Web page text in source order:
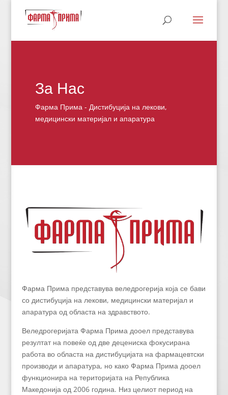
За Нас
Фарма Прима - Дистибуција на лекови,
медицински материјал и апаратура
Фарма Прима представува веледрогерија која се бави
со дистибуција на лекови, медицински материјал и
апаратура од областа на здравството.
Веледрогеријата Фарма Прима дооел представува
резултат на повеќе од две децениска фокусирана
работа во областа на дистибуцијата на фармацевтски
производи и апаратура, но како Фарма Прима дооел
функционира на територијата на Република
Македонија од 2006 година. Низ целиот период на